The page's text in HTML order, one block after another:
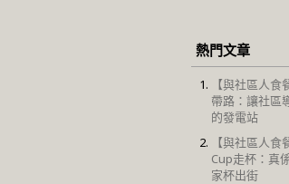
熱門文章
【與社區人
帶路：讓社區
的發電站
【與社區人食
Cup走杯：真
家杯出街